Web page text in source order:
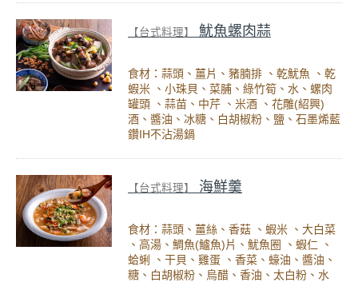
【台式料理】 魷魚螺肉蒜
食材：蒜頭、薑片、豬腩排 、乾魷魚 、乾
蝦米 、小珠貝、菜脯、綠竹筍、水、螺肉
罐頭 、蒜苗、中芹 、米酒 、花雕(紹興)
酒、醬油、冰糖、白胡椒粉、鹽、石墨烯藍
鑽IH不沾湯鍋
【台式料理】 海鮮羹
食材：蒜頭、薑絲、香菇 、蝦米 、大白菜
、高湯、鯛魚(鱸魚)片、魷魚圈 、蝦仁 、
蛤蜊 、干貝、雞蛋 、香菜、蠔油、醬油、
糖、白胡椒粉、烏醋、香油、太白粉、水